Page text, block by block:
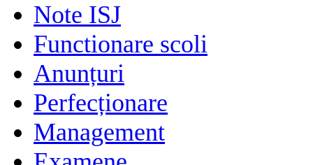
Note ISJ
Functionare scoli
Anunțuri
Perfecționare
Management